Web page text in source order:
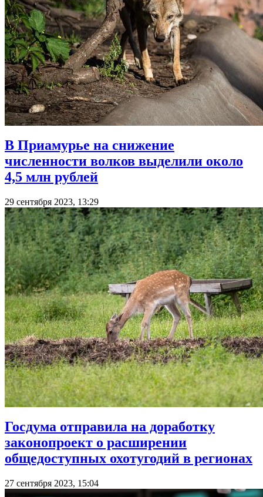
В Приамурье на снижение
численности волков выделили около
4,5 млн рублей
29 сентября 2023, 13:29
Госдума отправила на доработку
законопроект о расширении
общедоступных охотугодий в регионах
27 сентября 2023, 15:04